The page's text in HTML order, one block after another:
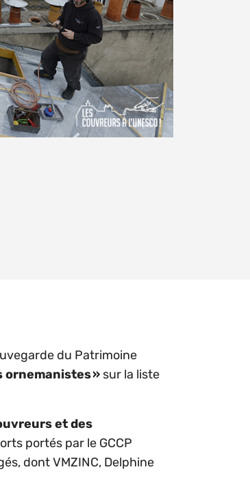
du Patrimoine
ornemanistes » sur la liste
et des
portés par le GCCP
dont VMZINC, Delphine